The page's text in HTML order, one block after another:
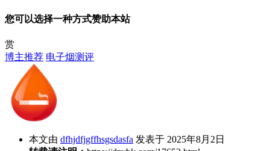
您可以选择一种方式赞助本站
赏
博主推荐 电子烟测评
本文由 dfhjdfjgffhsgsdasfa 发表于 2025年8月2日